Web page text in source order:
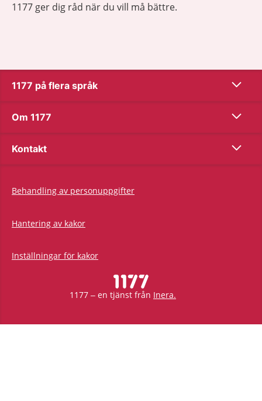
1177 ger dig råd när du vill må bättre.
1177 på flera språk Show
Om 1177 Show
Kontakt Show
Behandling av personuppgifter
Hantering av kakor
Inställningar för kakor
1177 – en tjänst från Inera.